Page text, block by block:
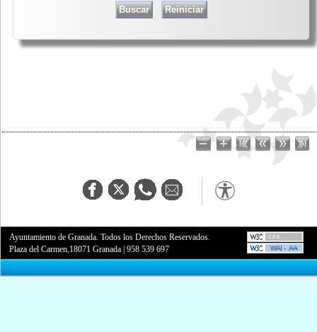
Ayuntamiento de Granada. Todos los Derechos Reservados.
Plaza del Carmen,18071 Granada |958 539 697